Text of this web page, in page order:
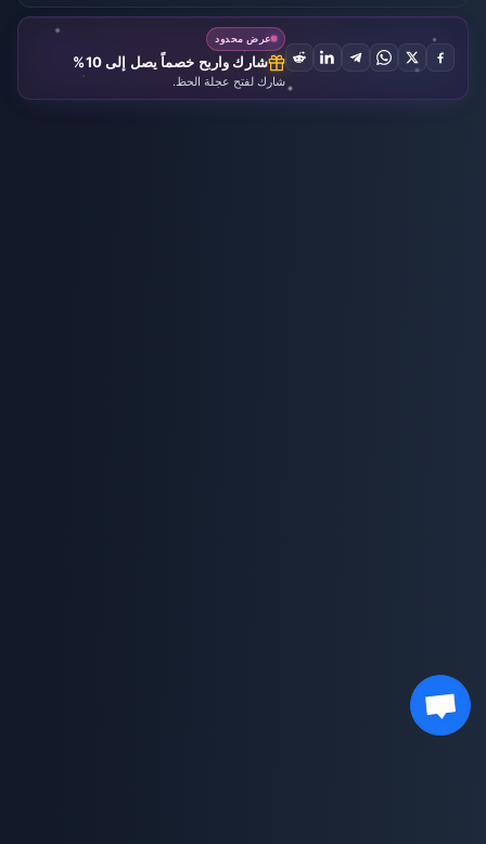
عرض محدود
شارك واربح خصماً يصل إلى 10%
شارك لفتح عجلة الحظ.